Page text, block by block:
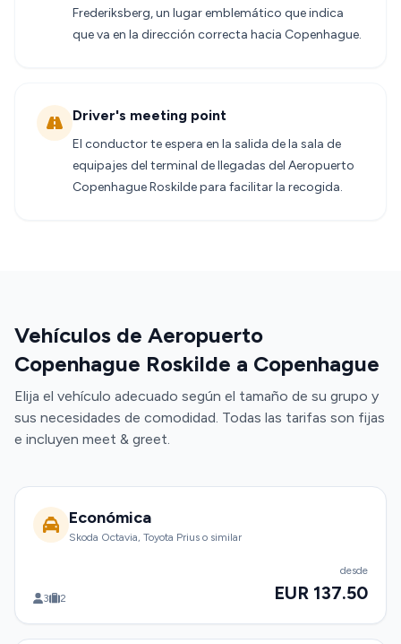
Frederiksberg, un lugar emblemático que indica
que va en la dirección correcta hacia Copenhague.
Driver's meeting point
El conductor te espera en la salida de la sala de
equipajes del terminal de llegadas del Aeropuerto
Copenhague Roskilde para facilitar la recogida.
Vehículos de Aeropuerto
Copenhague Roskilde a Copenhague
Elija el vehículo adecuado según el tamaño de su grupo y
sus necesidades de comodidad. Todas las tarifas son fijas
e incluyen meet & greet.
Económica
Skoda Octavia, Toyota Prius o similar
3 2
desde
EUR 137.50